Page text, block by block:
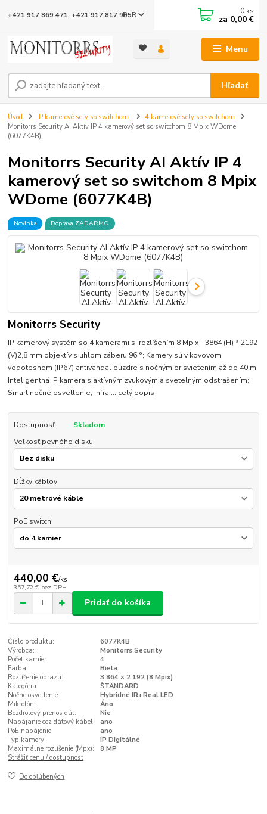
Menu
EUR
Hľadať
+421 917 869 471, +421 917 817 905 0 ks
za 0,00 €
Úvod IP kamerové sety so switchom
4 kamerové sety so switchom
Monitorrs Security AI Aktív IP 4 kamerový set so switchom 8 Mpix WDome
(6077K4B)
Monitorrs Security AI Aktív IP 4
kamerový set so switchom 8 Mpix
WDome (6077K4B)
Novinka Doprava ZADARMO
Monitorrs Security
IP kamerový systém so 4 kamerami s rozlíšením 8 Mpix - 3864 (H) * 2192
(V)2,8 mm objektív s uhlom záberu 96 °; Kamery sú v kovovom,
vodotesnom (IP67) antivandal puzdre s nočným prisvietením až do 40 m
Inteligentná IP kamera s aktívným zvukovým a svetelným odstrašením;
Smart nočné osvetlenie; Infra ... celý popis
Dostupnosť
Skladom
Veľkosť pevného disku
Dĺžky káblov
PoE switch
440,00 €/ks
357,72 € bez DPH
Pridať do košíka
Číslo produktu:
6077K4B
Výrobca:
Monitorrs Security
Počet kamier:
4
Farba:
Biela
Rozlíšenie obrazu:
3 864 × 2 192 (8 Mpix)
Kategória:
ŠTANDARD
Nočne osvetlenie:
Hybridné IR+Real LED
Mikrofón:
Áno
Bezdrôtový prenos dát:
Nie
Napájanie cez dátový kábel:
ano
PoE napájenie:
ano
Typ kamery:
IP Digitálné
Maximálne rozlíšenie (Mpx):
8 MP
Strážiť cenu / dostupnosť
Do obľúbených